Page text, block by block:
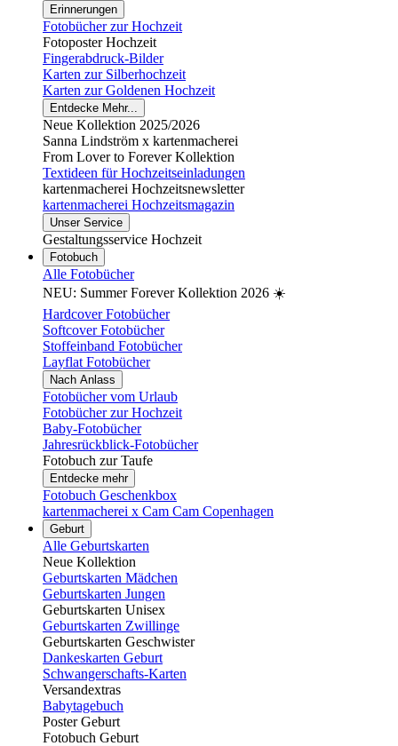
Erinnerungen
Fotobücher zur Hochzeit
Fotoposter Hochzeit
Fingerabdruck-Bilder
Karten zur Silberhochzeit
Karten zur Goldenen Hochzeit
Entdecke Mehr...
Neue Kollektion 2025/2026
Sanna Lindström x kartenmacherei
From Lover to Forever Kollektion
Textideen für Hochzeitseinladungen
kartenmacherei Hochzeitsnewsletter
kartenmacherei Hochzeitsmagazin
Unser Service
Gestaltungsservice Hochzeit
Fotobuch
Alle Fotobücher
NEU: Summer Forever Kollektion 2026 ☀️
Hardcover Fotobücher
Softcover Fotobücher
Stoffeinband Fotobücher
Layflat Fotobücher
Nach Anlass
Fotobücher vom Urlaub
Fotobücher zur Hochzeit
Baby-Fotobücher
Jahresrückblick-Fotobücher
Fotobuch zur Taufe
Entdecke mehr
Fotobuch Geschenkbox
kartenmacherei x Cam Cam Copenhagen
Geburt
Alle Geburtskarten
Neue Kollektion
Geburtskarten Mädchen
Geburtskarten Jungen
Geburtskarten Unisex
Geburtskarten Zwillinge
Geburtskarten Geschwister
Dankeskarten Geburt
Schwangerschafts-Karten
Versandextras
Babytagebuch
Poster Geburt
Fotobuch Geburt